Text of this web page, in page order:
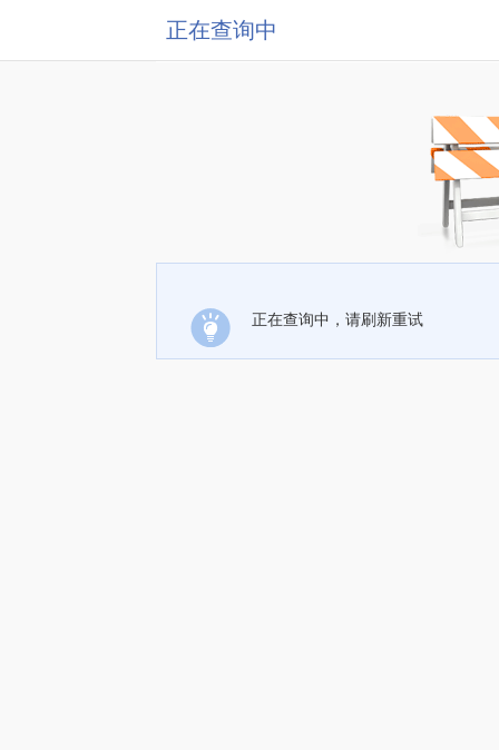
正在查询中
正在查询中，请刷新重试